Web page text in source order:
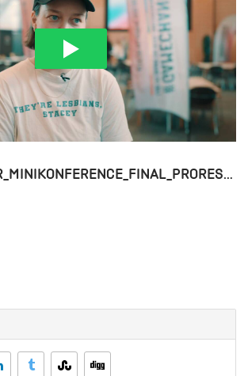
GAMECHANGER_MINIKONFERENCE_FINAL_PRORES_NO GRAPHICS